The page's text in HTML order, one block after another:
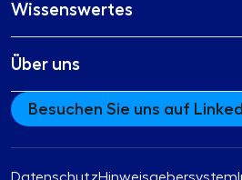
Wissenswertes
Über uns
Besuchen Sie uns auf